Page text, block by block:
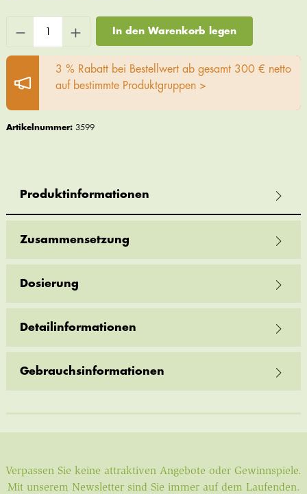
In den Warenkorb legen
3 % Rabatt bei Bestellwert ab gesamt 300 € netto
auf bestimmte Produktgruppen >
Artikelnummer: 3599
Produktinformationen
Zusammensetzung
Dosierung
Detailinformationen
Gebrauchsinformationen
Verpassen Sie keine attraktiven Angebote oder Gewinnspiele.
Mit unserem Newsletter sind Sie immer auf dem Laufenden.